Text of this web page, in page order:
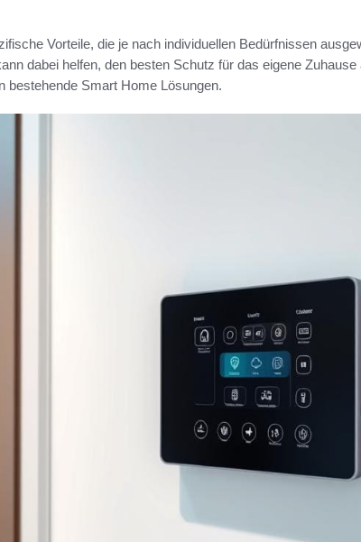
Vorteile, die je nach individuellen Bedürfnissen
dabei helfen, den besten Schutz für das eigene
bestehende Smart Home Lösungen.